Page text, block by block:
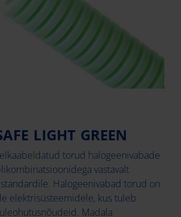
LIGHT GREEN
torud halogeenivabade
vastavalt
standardile. Halogeenivabad torud on
elektrisüsteemidele, kus tuleb
Madala